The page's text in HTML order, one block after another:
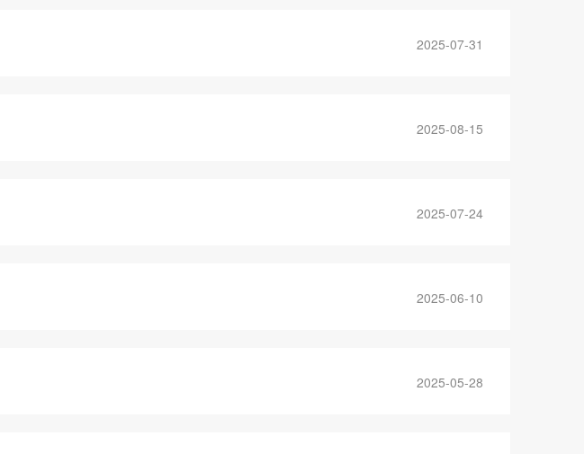
2025-07-31
2025-08-15
2025-07-24
2025-06-10
2025-05-28